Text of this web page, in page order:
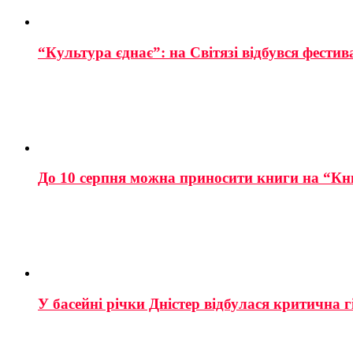
“Культура єднає”: на Світязі відбувся
До 10 серпня можна приносити книги на
У басейні річки Дністер відбулася критична